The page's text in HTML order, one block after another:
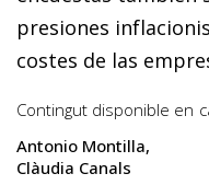
presiones
costes de las
Contingut disponible en
Antonio Montilla
Clàudia Canals